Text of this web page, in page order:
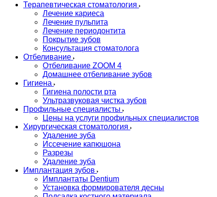
Терапевтическая стоматология
Лечение кариеса
Лечение пульпита
Лечение периодонтита
Покрытие зубов
Консультация стоматолога
Отбеливание
Отбеливание ZOOM 4
Домашнее отбеливание зубов
Гигиена
Гигиена полости рта
Ультразвуковая чистка зубов
Профильные специалисты
Цены на услуги профильных специалистов
Хирургическая стоматология
Удаление зуба
Иссечение капюшона
Разрезы
Удаление зуба
Имплантация зубов
Имплантаты Dentium
Установка формирователя десны